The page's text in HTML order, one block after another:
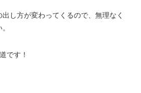
し方が変わってくるので、無理なく
です！